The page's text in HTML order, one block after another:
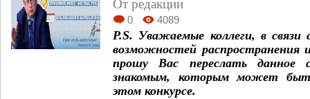
От редакции
0 4089
P.S. Уважаемые коллеги, в связи
возможностей распространения
прошу Вас переслать
знакомым, которым может
этом конкурсе.